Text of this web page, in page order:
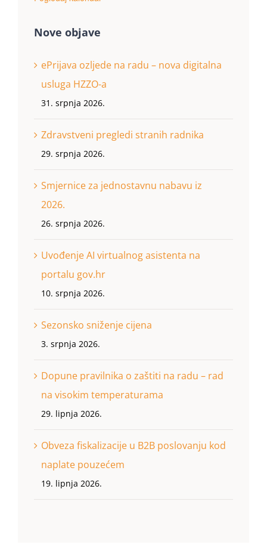
Nove objave
ePrijava ozljede na radu – nova digitalna
usluga HZZO-a
31. srpnja 2026.
Zdravstveni pregledi stranih radnika
29. srpnja 2026.
Smjernice za jednostavnu nabavu iz
2026.
26. srpnja 2026.
Uvođenje AI virtualnog asistenta na
portalu gov.hr
10. srpnja 2026.
Sezonsko sniženje cijena
3. srpnja 2026.
Dopune pravilnika o zaštiti na radu – rad
na visokim temperaturama
29. lipnja 2026.
Obveza fiskalizacije u B2B poslovanju kod
naplate pouzećem
19. lipnja 2026.